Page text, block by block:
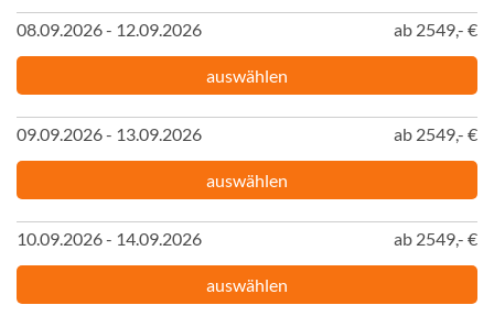
08.09.2026 - 12.09.2026 ab 2549,- €
auswählen
09.09.2026 - 13.09.2026 ab 2549,- €
auswählen
10.09.2026 - 14.09.2026 ab 2549,- €
auswählen